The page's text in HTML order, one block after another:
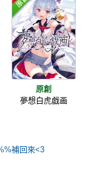
原創
夢想白虎戯画
補回來<3